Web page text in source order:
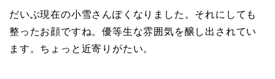
だいぶ現在の小雪さんぽくなりました。それにしても
整ったお顔ですね。優等生な雰囲気を醸し出されてい
ます。ちょっと近寄りがたい。